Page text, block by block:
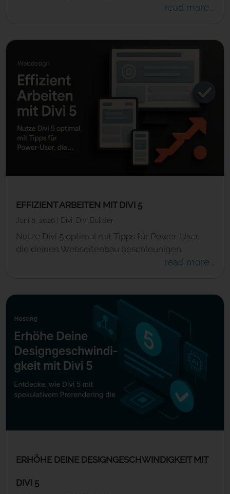
read more...
EFFIZIENT ARBEITEN MIT DIVI 5
Juni 8, 2026 Divi Divi Builder
Nutze Divi 5 optimal mit Tipps für Power-User,
die deinen Webseitenbau beschleunigen.
read more...
ERHÖHE DEINE DESIGNGESCHWINDIGKEIT MIT
DIVI 5